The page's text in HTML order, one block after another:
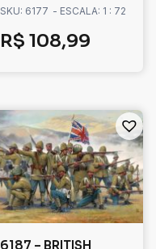
SKU: 6177 - ESCALA: 1 : 72
R$ 108,99
6187 – BRITISH